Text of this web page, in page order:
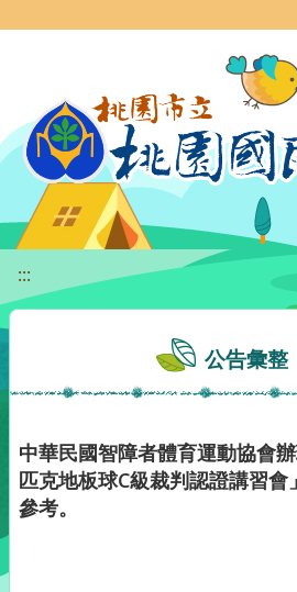
:::
公告彙整
中華民國智障者體育運動協會
匹克地板球C級裁判認證講習
參考。